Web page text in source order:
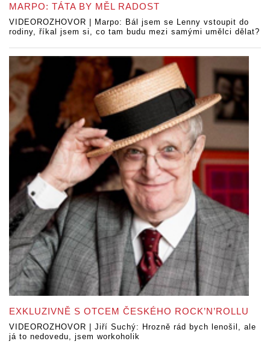
MARPO: TÁTA BY MĚL RADOST
VIDEOROZHOVOR | Marpo: Bál jsem se Lenny vstoupit do
rodiny, říkal jsem si, co tam budu mezi samými umělci dělat?
EXKLUZIVNĚ S OTCEM ČESKÉHO ROCK’N’ROLLU
VIDEOROZHOVOR | Jiří Suchý: Hrozně rád bych lenošil, ale
já to nedovedu, jsem workoholik